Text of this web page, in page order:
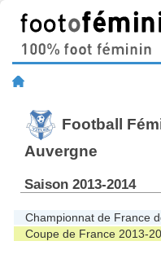
Football
Auvergne
Saison 2013-2014
Championnat de France
Coupe de France 2013-